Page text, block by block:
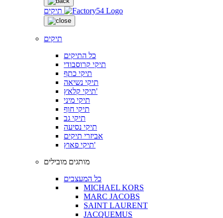
תיקים
תיקים
כל התיקים
תיקי קרוסבודי
תיקי כתף
תיקי נשיאה
תיקי קלאץ'
תיקי מיני
תיקי חוף
תיקי גב
תיקי נסיעה
אביזרי תיקים
תיקי פאוץ'
מותגים מובילים
כל המעצבים
MICHAEL KORS
MARC JACOBS
SAINT LAURENT
JACQUEMUS